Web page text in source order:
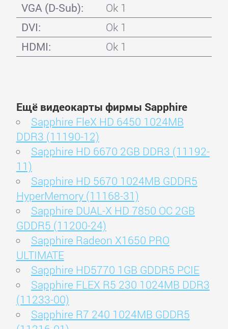
VGA (D-Sub):
Ok 1
DVI:
Ok 1
HDMI:
Ok 1
Ещё видеокарты фирмы Sapphire
Sapphire FleX HD 6450 1024MB
DDR3 (11190-12)
Sapphire HD 6670 2GB DDR3 (11192-
11)
Sapphire HD 5670 1024MB GDDR5
HyperMemory (11168-31)
Sapphire DUAL-X HD 7850 OC 2GB
GDDR5 (11200-24)
Sapphire Radeon X1650 PRO
ULTIMATE
Sapphire HD5770 1GB GDDR5 PCIE
Sapphire FLEX R5 230 1024MB DDR3
(11233-00)
Sapphire R7 240 1024MB GDDR5